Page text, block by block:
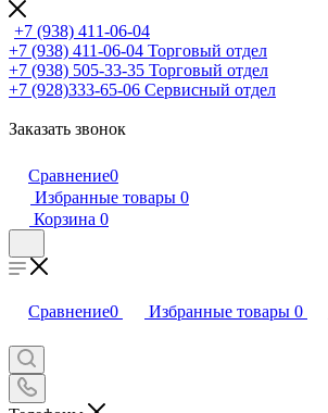
+7 (938) 411-06-04
+7 (938) 411-06-04 Торговый отдел
+7 (938) 505-33-35 Торговый отдел
+7 (928)333-65-06 Сервисный отдел
Заказать звонок
Сравнение0
Избранные товары 0
Корзина 0
Сравнение0 Избранные товары 0